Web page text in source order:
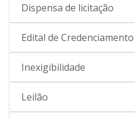
Dispensa de licitação
Edital de Credenciamento
Inexigibilidade
Leilão